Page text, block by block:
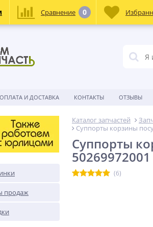
ОПЛАТА И ДОСТАВКА КОНТАКТЫ ОТЗЫВЫ
продаж
Каталог запчастей
Суппорты корзины
Суппорты
50269972001
(6)
Сравнение 0